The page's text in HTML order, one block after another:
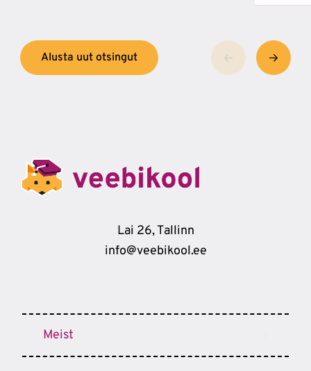
Alusta uut otsingut
Lai 26, Tallinn
info@veebikool.ee
Meist